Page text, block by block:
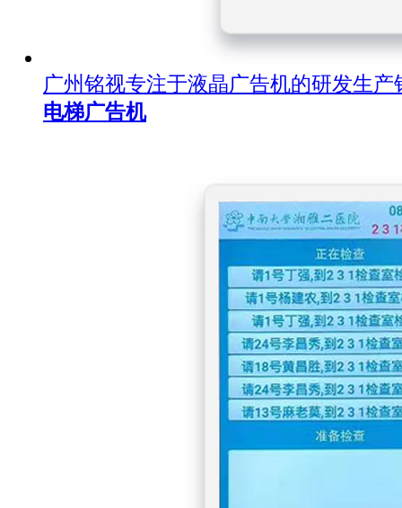
广州铭视专注于液晶广告机的研发生
电梯广告机